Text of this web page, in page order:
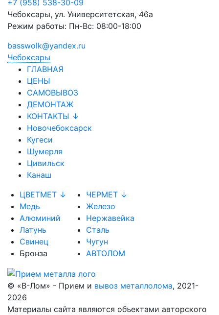
+7 (958) 538-30-09
Чебоксары, ул. Университетская, 46а
Режим работы: Пн-Вс: 08:00-18:00
basswolk@yandex.ru
Чебоксары
ГЛАВНАЯ
ЦЕНЫ
САМОВЫВОЗ
ДЕМОНТАЖ
КОНТАКТЫ ↓
Новочебоксарск
Кугеси
Шумерля
Цивильск
Канаш
ЦВЕТМЕТ ↓
Медь
Алюминий
Латунь
Свинец
Бронза
ЧЕРМЕТ ↓
Железо
Нержавейка
Сталь
Чугун
АВТОЛОМ
© «В-Лом» - Прием и вывоз металлолома, 2021-
2026
Материалы сайта являются объектами авторского